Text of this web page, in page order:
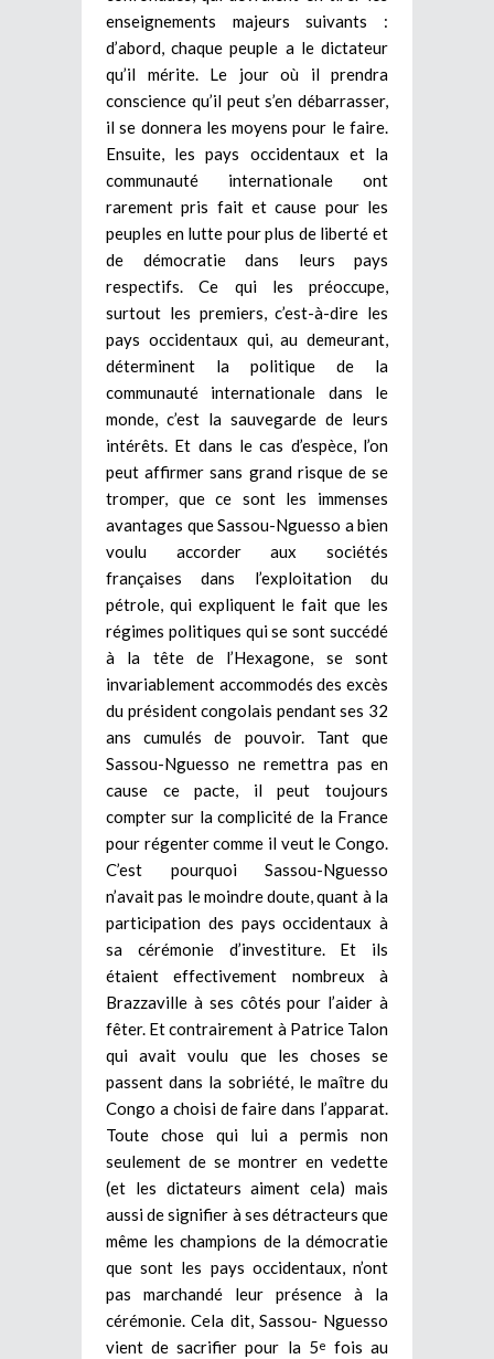
enseignements majeurs suivants :
d’abord, chaque peuple a le dictateur
qu’il mérite. Le jour où il prendra
conscience qu’il peut s’en débarrasser,
il se donnera les moyens pour le faire.
Ensuite, les pays occidentaux et la
communauté internationale ont
rarement pris fait et cause pour les
peuples en lutte pour plus de liberté et
de démocratie dans leurs pays
respectifs. Ce qui les préoccupe,
surtout les premiers, c’est-à-dire les
pays occidentaux qui, au demeurant,
déterminent la politique de la
communauté internationale dans le
monde, c’est la sauvegarde de leurs
intérêts. Et dans le cas d’espèce, l’on
peut affirmer sans grand risque de se
tromper, que ce sont les immenses
avantages que Sassou-Nguesso a bien
voulu accorder aux sociétés
françaises dans l’exploitation du
pétrole, qui expliquent le fait que les
régimes politiques qui se sont succédé
à la tête de l’Hexagone, se sont
invariablement accommodés des excès
du président congolais pendant ses 32
ans cumulés de pouvoir. Tant que
Sassou-Nguesso ne remettra pas en
cause ce pacte, il peut toujours
compter sur la complicité de la France
pour régenter comme il veut le Congo.
C’est pourquoi Sassou-Nguesso
n’avait pas le moindre doute, quant à la
participation des pays occidentaux à
sa cérémonie d’investiture. Et ils
étaient effectivement nombreux à
Brazzaville à ses côtés pour l’aider à
fêter. Et contrairement à Patrice Talon
qui avait voulu que les choses se
passent dans la sobriété, le maître du
Congo a choisi de faire dans l’apparat.
Toute chose qui lui a permis non
seulement de se montrer en vedette
(et les dictateurs aiment cela) mais
aussi de signifier à ses détracteurs que
même les champions de la démocratie
que sont les pays occidentaux, n’ont
pas marchandé leur présence à la
cérémonie. Cela dit, Sassou- Nguesso
vient de sacrifier pour la 5e
fois au